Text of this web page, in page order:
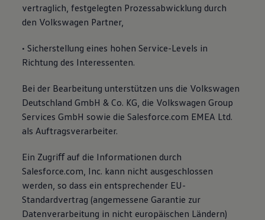
vertraglich, festgelegten Prozessabwicklung durch
den Volkswagen Partner,
• Sicherstellung eines hohen Service-Levels in
Richtung des Interessenten.
Bei der Bearbeitung unterstützen uns die Volkswagen
Deutschland GmbH & Co. KG, die Volkswagen Group
Services GmbH sowie die Salesforce.com EMEA Ltd.
als Auftragsverarbeiter.
Ein Zugriﬀ auf die Informationen durch
Salesforce.com, Inc. kann nicht ausgeschlossen
werden, so dass ein entsprechender EU-
Standardvertrag (angemessene Garantie zur
Datenverarbeitung in nicht europäischen Ländern)